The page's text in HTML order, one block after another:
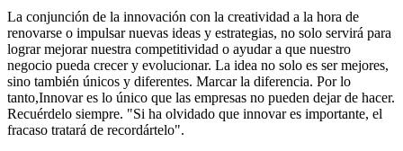
La conjunción de la innovación con la creatividad a la hora de
renovarse o impulsar nuevas ideas y estrategias, no solo servirá para
lograr mejorar nuestra competitividad o ayudar a que nuestro
negocio pueda crecer y evolucionar. La idea no solo es ser mejores,
sino también únicos y diferentes. Marcar la diferencia. Por lo
tanto,Innovar es lo único que las empresas no pueden dejar de hacer.
Recuérdelo siempre. "Si ha olvidado que innovar es importante, el
fracaso tratará de recordártelo".